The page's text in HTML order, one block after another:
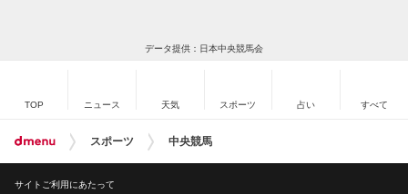
データ提供：日本中央競馬会
TOP ニュース 天気 スポーツ 占い すべて
スポーツ 中央競馬
サイトご利用にあたって